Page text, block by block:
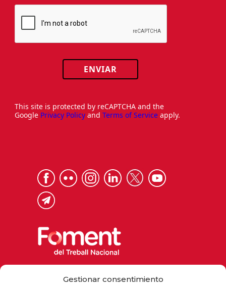
Gestionar consentimiento
ENVIAR
This site is protected by reCAPTCHA and the
Google Privacy Policy and Terms of Service apply.